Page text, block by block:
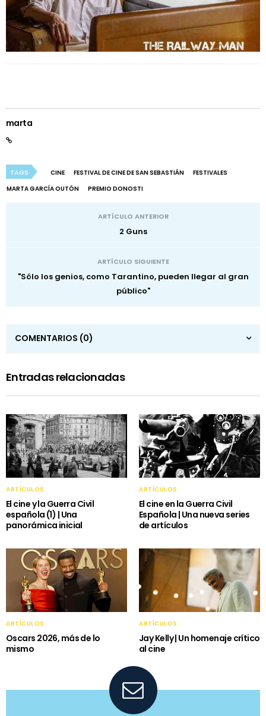
marta
TAGS CINE FESTIVAL DE CINE DE SAN SEBASTIÁN
FESTIVALES
MARTA GARCÍA OUTÓN
PREMIO DONOSTI
ARTÍCULO ANTERIOR
2 Guns
ARTÍCULO SIGUIENTE
"Sólo los genios, como Tarantino, pueden llegar al gran
público"
COMENTARIOS (0)
Entradas relacionadas
ARTÍCULOS
El cine y la Guerra Civil
española (1) | Una
panorámica inicial
ARTÍCULOS
El cine en la Guerra Civil
Española | Una nueva series
de artículos
ARTÍCULOS
Oscars 2026, más de lo
mismo
ARTÍCULOS
Jay Kelly | Un homenaje crítico
al cine